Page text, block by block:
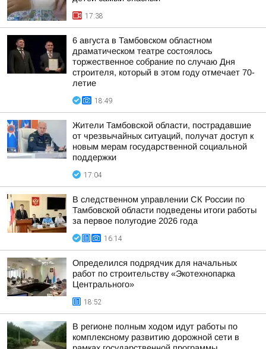
17:38
6 августа в Тамбовском областном
драматическом театре состоялось
торжественное собрание по случаю Дня
строителя, который в этом году отмечает 70-
летие
18:49
Жители Тамбовской области, пострадавшие
от чрезвычайных ситуаций, получат доступ к
новым мерам государственной социальной
поддержки
17:04
В следственном управлении СК России по
Тамбовской области подведены итоги работы
за первое полугодие 2026 года
16:14
Определился подрядчик для начальных
работ по строительству «Экотехнопарка
Центрального»
18:52
В регионе полным ходом идут работы по
комплексному развитию дорожной сети в